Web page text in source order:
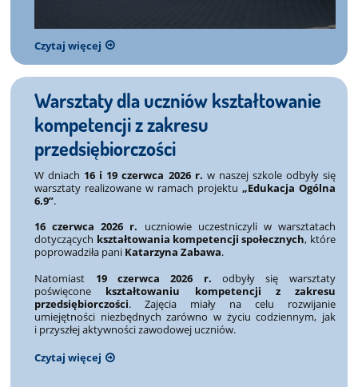
Czytaj więcej
Warsztaty dla uczniów kształtowanie
kompetencji z zakresu
przedsiębiorczości
W dniach 16 i 19 czerwca 2026 r. w naszej szkole odbyły się
warsztaty realizowane w ramach projektu „Edukacja Ogólna
6.9”.
16 czerwca 2026 r. uczniowie uczestniczyli w warsztatach
dotyczących kształtowania kompetencji społecznych, które
poprowadziła pani Katarzyna Zabawa.
Natomiast 19 czerwca 2026 r. odbyły się warsztaty
poświęcone kształtowaniu kompetencji z zakresu
przedsiębiorczości. Zajęcia miały na celu rozwijanie
umiejętności niezbędnych zarówno w życiu codziennym, jak
i przyszłej aktywności zawodowej uczniów.
Czytaj więcej